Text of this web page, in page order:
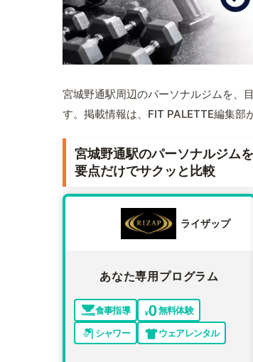
宮城野通駅周辺のパーソナルジムを、
す。掲載情報は、FIT PALETTE編集部
宮城野通駅のパーソナルジムを
要点だけでサクッと比較
ライザップ
あなた専用プログラム
食事指導
無料体験
シャワー
ウェアレンタル